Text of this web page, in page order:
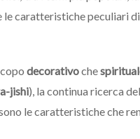
caratteristiche peculiari
decorativoche
jishi), la continua ricerca
le caratteristiche che